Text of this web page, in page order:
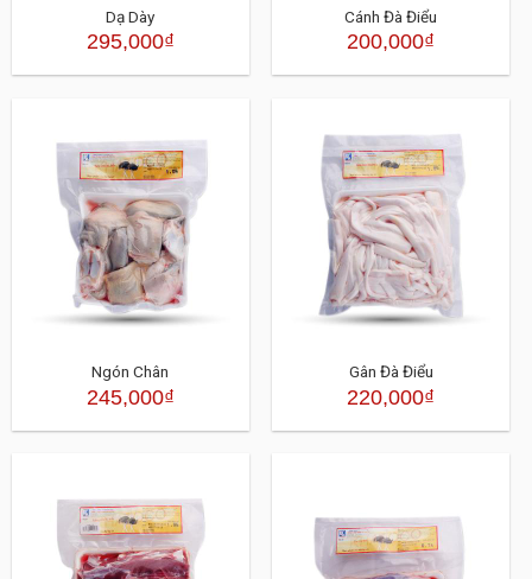
Dạ Dày
295,000₫
Cánh Đà Điểu
200,000₫
Ngón Chân
245,000₫
Gân Đà Điểu
220,000₫